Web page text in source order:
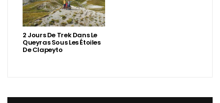
2 Jours De Trek Dans Le
Queyras Sous Les Étoiles
De Clapeyto